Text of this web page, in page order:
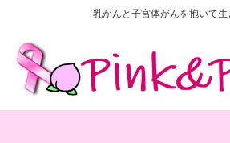
乳がんと子宮体がんを抱いて生